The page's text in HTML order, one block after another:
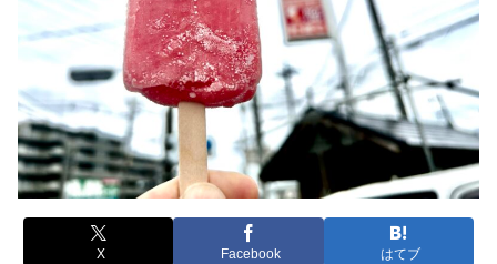
X Facebook はてブ